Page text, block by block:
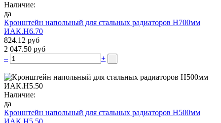
Наличие:
да
Кронштейн напольный для стальных радиаторов Н700мм
ИАК.Н6.70
824.12 руб
2 047.50 руб
–
+
Наличие:
да
Кронштейн напольный для стальных радиаторов Н500мм
ИАК.Н5.50